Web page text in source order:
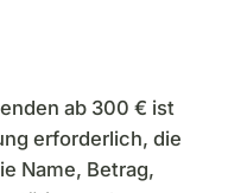
ab 300 € ist
erforderlich, die
Name, Betrag,